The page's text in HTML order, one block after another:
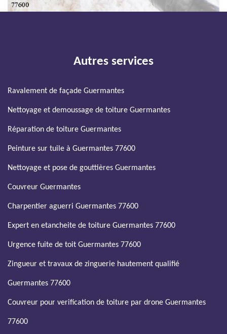
Autres services
Ravalement de façade Guermantes
Nettoyage et demoussage de toiture Guermantes
Réparation de toiture Guermantes
Peinture sur tuile à Guermantes 77600
Nettoyage et pose de gouttières Guermantes
Couvreur Guermantes
Charpentier aguerri Guermantes 77600
Expert en etancheite de toiture Guermantes 77600
Urgence fuite de toit Guermantes 77600
Zingueur et travaux de zinguerie hautement qualifié
Guermantes 77600
Couvreur pour verification de toiture par drone Guermantes
77600